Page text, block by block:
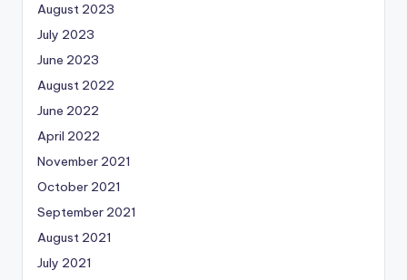
August 2023
July 2023
June 2023
August 2022
June 2022
April 2022
November 2021
October 2021
September 2021
August 2021
July 2021